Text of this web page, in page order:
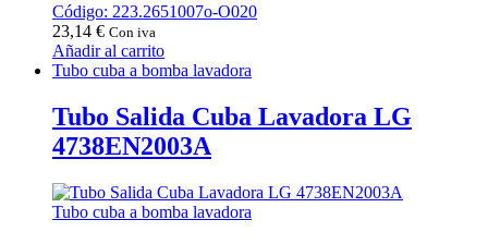
Código: 223.2651007o-O020
23,14 € Con iva
Añadir al carrito
Tubo cuba a bomba lavadora
Tubo Salida Cuba Lavadora LG
4738EN2003A
Tubo cuba a bomba lavadora